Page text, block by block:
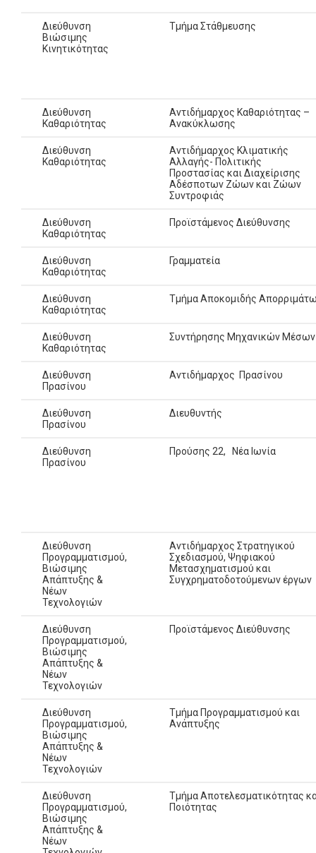
Διεύθυνση
Βιώσιμης
Κινητικότητας
Τμήμα Στάθμευσης
Διεύθυνση
Καθαριότητας
Αντιδήμαρχος Καθαριότητας –
Ανακύκλωσης
Διεύθυνση
Καθαριότητας
Αντιδήμαρχος Κλιματικής
Αλλαγής- Πολιτικής
Προστασίας και Διαχείρισης
Αδέσποτων Ζώων και Ζώων
Συντροφιάς
Διεύθυνση
Καθαριότητας
Προϊστάμενος Διεύθυνσης
Διεύθυνση
Καθαριότητας
Γραμματεία
Διεύθυνση
Καθαριότητας
Τμήμα Αποκομιδής
Διεύθυνση
Καθαριότητας
Συντήρησης Μηχανικών Μέσων
Διεύθυνση
Πρασίνου
Αντιδήμαρχος Πρασίνου
Διεύθυνση
Πρασίνου
Διευθυντής
Διεύθυνση
Πρασίνου
Προύσης 22, Νέα Ιωνία
Διεύθυνση
Προγραμματισμού,
Βιώσιμης
Απάπτυξης &
Νέων
Τεχνολογιών
Αντιδήμαρχος Στρατηγικού
Σχεδιασμού, Ψηφιακού
Μετασχηματισμού και
Συγχρηματοδοτούμενων έργων
Διεύθυνση
Προγραμματισμού,
Βιώσιμης
Απάπτυξης &
Νέων
Τεχνολογιών
Προϊστάμενος Διεύθυνσης
Διεύθυνση
Προγραμματισμού,
Βιώσιμης
Απάπτυξης &
Νέων
Τεχνολογιών
Τμήμα Προγραμματισμού και
Ανάπτυξης
Διεύθυνση
Προγραμματισμού,
Βιώσιμης
Απάπτυξης &
Νέων
Τμήμα Αποτελεσματικότητας
Ποιότητας